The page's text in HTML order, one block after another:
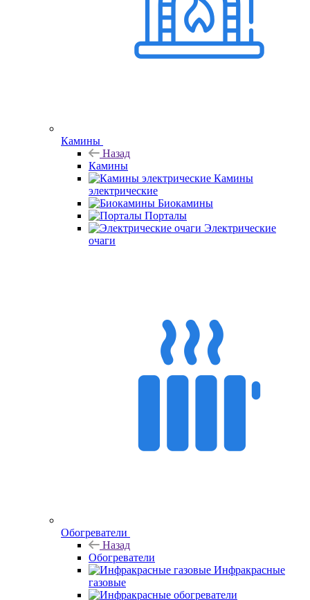
Камины
Назад
Камины
Камины
электрические
Биокамины
Порталы
Электрические
очаги
Обогреватели
Назад
Обогреватели
Инфракрасные
газовые